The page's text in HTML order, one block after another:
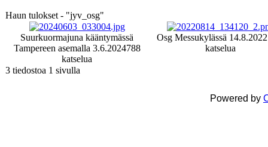
Haun tulokset - "jyv_osg"
Suurkuormajuna kääntymässä
Tampereen asemalla 3.6.2024788
katselua
Osg Messukylässä
katselua
3 tiedostoa 1 sivulla
Powered by